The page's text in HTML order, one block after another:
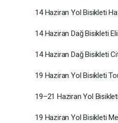
14 Haziran Yol Bisikleti
14 Haziran Dağ Bisikleti
14 Haziran Dağ Bisikleti
19 Haziran Yol Bisikleti
19–21 Haziran Yol Bisikleti
19 Haziran Yol Bisikleti